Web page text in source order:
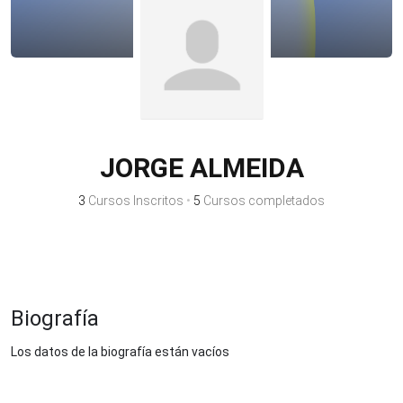
JORGE ALMEIDA
3 Cursos Inscritos • 5 Cursos completados
Biografía
Los datos de la biografía están vacíos